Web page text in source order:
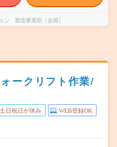
ン 製造事業部（全国）
ークリフト作業/
土日祝日が休み WEB登録OK